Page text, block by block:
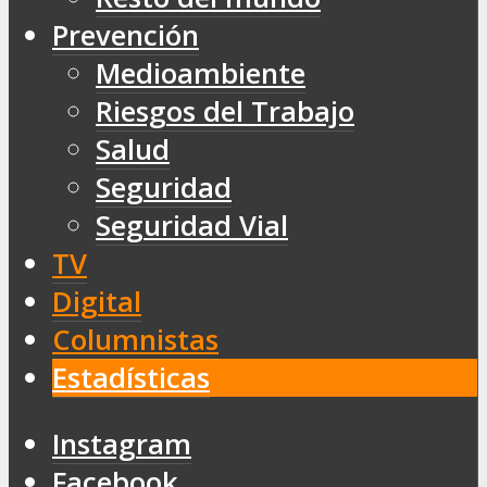
Prevención
Medioambiente
Riesgos del Trabajo
Salud
Seguridad
Seguridad Vial
TV
Digital
Columnistas
Estadísticas
Instagram